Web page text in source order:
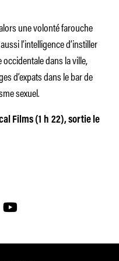
une volonté farouche
l’intelligence d’instiller
dans la ville,
d’expats dans le bar de
sexuel.
Films (1 h 22), sortie le